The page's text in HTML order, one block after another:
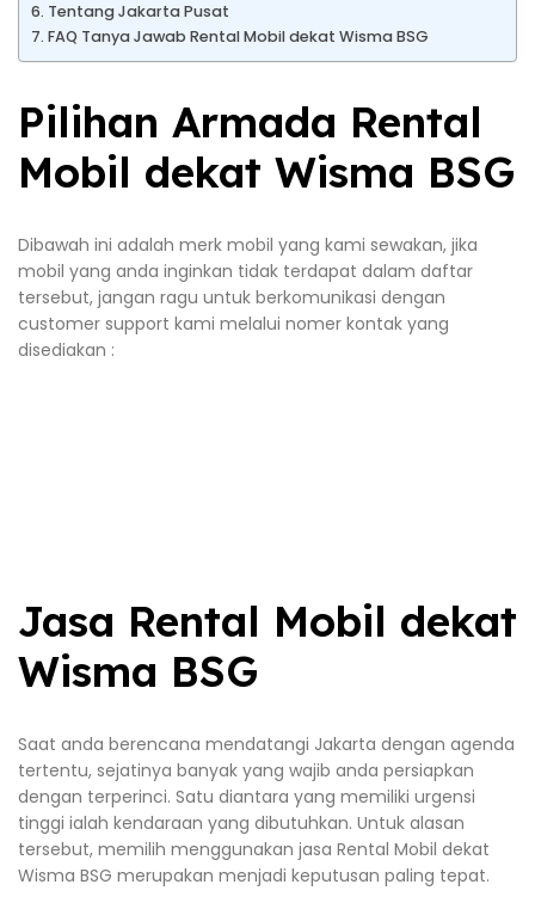
Tentang Jakarta Pusat
FAQ Tanya Jawab Rental Mobil dekat Wisma BSG
Pilihan Armada Rental
Mobil dekat Wisma BSG
Dibawah ini adalah merk mobil yang kami sewakan, jika
mobil yang anda inginkan tidak terdapat dalam daftar
tersebut, jangan ragu untuk berkomunikasi dengan
customer support kami melalui nomer kontak yang
disediakan :
Jasa Rental Mobil dekat
Wisma BSG
Saat anda berencana mendatangi Jakarta dengan agenda
tertentu, sejatinya banyak yang wajib anda persiapkan
dengan terperinci. Satu diantara yang memiliki urgensi
tinggi ialah kendaraan yang dibutuhkan. Untuk alasan
tersebut, memilih menggunakan jasa Rental Mobil dekat
Wisma BSG merupakan menjadi keputusan paling tepat.